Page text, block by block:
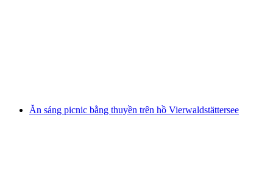
Ăn sáng picnic bằng thuyền trên hồ Vierwaldstättersee